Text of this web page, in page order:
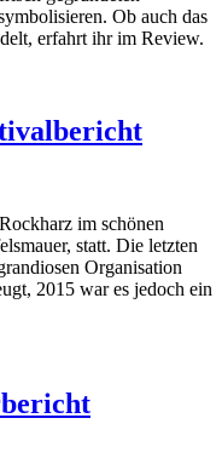
Ob auch das
erfahrt ihr im Review.
im schönen
statt. Die letzten
Organisation
2015 war es jedoch ein